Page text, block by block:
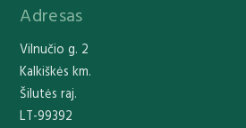
Adresas
Vilnučio g. 2
Kalkiškės km.
Šilutės raj.
LT-99392